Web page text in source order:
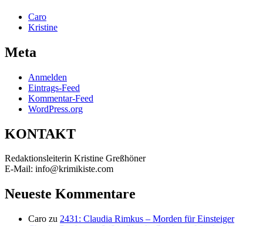
Caro
Kristine
Meta
Anmelden
Eintrags-Feed
Kommentar-Feed
WordPress.org
KONTAKT
Redaktionsleiterin Kristine Greßhöner
E-Mail: info@krimikiste.com
Neueste Kommentare
Caro zu 2431: Claudia Rimkus – Morden für Einsteiger